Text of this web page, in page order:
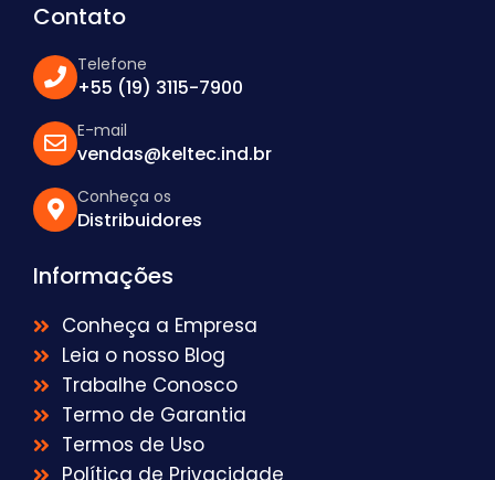
Contato
Telefone
+55 (19) 3115-7900
E-mail
vendas@keltec.ind.br
Conheça os
Distribuidores
Informações
Conheça a Empresa
Leia o nosso Blog
Trabalhe Conosco
Termo de Garantia
Termos de Uso